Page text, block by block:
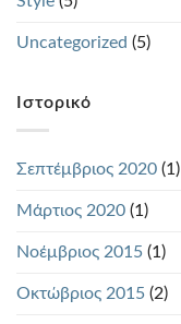
Uncategorized (5)
Ιστορικό
Σεπτέμβριος 2020 (1)
Μάρτιος 2020 (1)
Νοέμβριος 2015 (1)
Οκτώβριος 2015 (2)